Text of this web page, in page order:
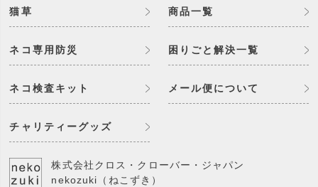
猫草
ネコ専用防災
ネコ検査キット
チャリティーグッズ
商品一覧
困りごと解決一覧
メール便について
株式会社クロス・クローバー・ジャパン
nekozuki（ねこずき）